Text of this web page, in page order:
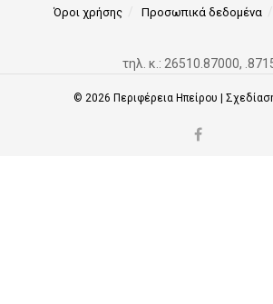
Όροι χρήσης Προσωπικά δεδομένα
τηλ. κ.: 26510.87000,
© 2026 Περιφέρεια Ηπείρου |